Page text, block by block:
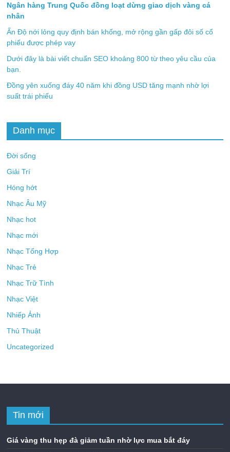
Ngân hàng Trung Quốc đồng loạt dừng giao dịch vàng cá
nhân
Ấn Độ nới lỏng quy định bán khống, mở rộng gần gấp đôi số cổ
phiếu được phép vay
Dưới đây là bài viết chuẩn SEO khoảng 800 từ theo yêu cầu của
bạn.
Đồng yên xuống đáy 40 năm khi đồng USD tăng mạnh nhờ lợi
suất trái phiếu
Danh mục
Đời sống
Giải Trí
Hóng hớt
Nhạc Âu Mỹ
Nhạc hot
Nhạc mới
Nhạc Tổng Hợp
Nhạc Trẻ
Nhạc Trữ Tình
Nhạc Việt
Nhiếp Ảnh
Thủ Thuật
Uncategorized
Tin mới
Giá vàng thu hẹp đà giảm tuần nhờ lực mua bắt đáy